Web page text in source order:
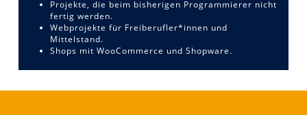
Projekte, die beim bisherigen Programmierer nicht
fertig werden.
Webprojekte für Freiberufler*innen und
Mittelstand.
Shops mit WooCommerce und Shopware.